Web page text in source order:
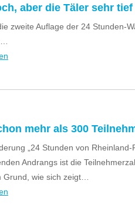
aber die Täler sehr tief
zweite Auflage der 24 Stunden-
mehr als 300
„24 Stunden von
Andrangs ist die
wie sich zeigt…